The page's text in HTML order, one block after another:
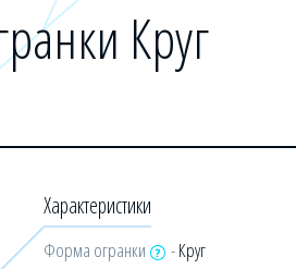
Круг
Характеристики
Форма огранки -Круг